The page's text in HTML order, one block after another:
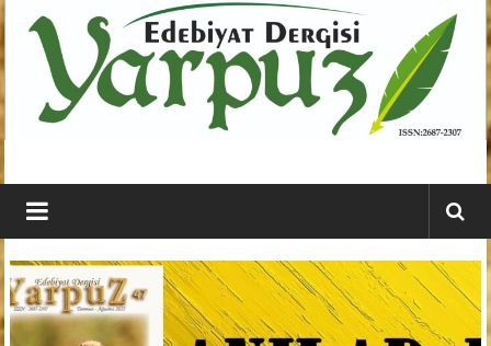
İçeriğe
geç
YARPUZ
Edebiyat
Dergisi
Kahramanmaraş'ın
En